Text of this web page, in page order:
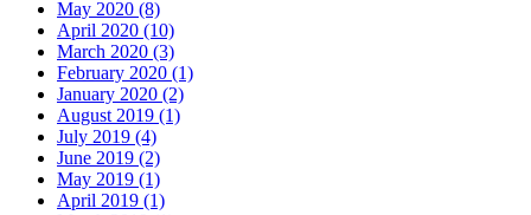
May 2020 (8)
April 2020 (10)
March 2020 (3)
February 2020 (1)
January 2020 (2)
August 2019 (1)
July 2019 (4)
June 2019 (2)
May 2019 (1)
April 2019 (1)